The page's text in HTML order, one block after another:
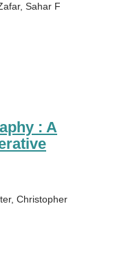
Sahar F
: A
Christopher